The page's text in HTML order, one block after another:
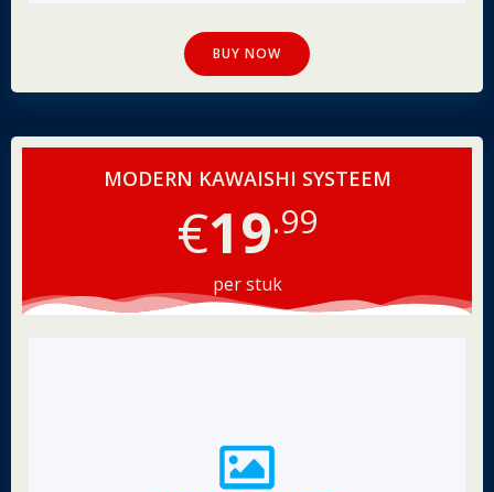
BUY NOW
MODERN KAWAISHI SYSTEEM
€19.99
per stuk